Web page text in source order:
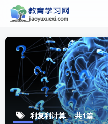
利复利计算 共1篇